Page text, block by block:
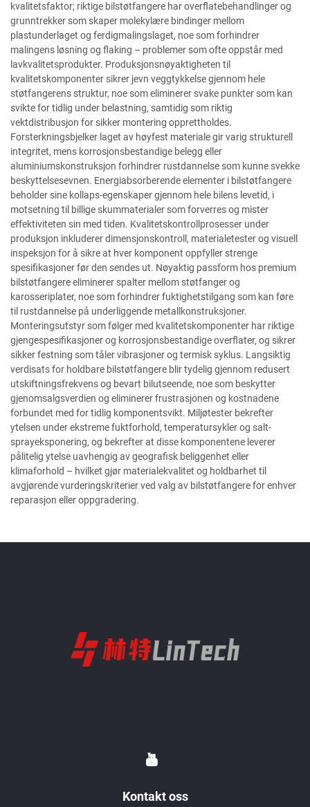
kvalitetsfaktor; riktige bilstøtfangere har overflatebehandlinger og
grunntrekker som skaper molekylære bindinger mellom
plastunderlaget og ferdigmalingslaget, noe som forhindrer
malingens løsning og flaking – problemer som ofte oppstår med
lavkvalitetsprodukter. Produksjonsnøyaktigheten til
kvalitetskomponenter sikrer jevn veggtykkelse gjennom hele
støtfangerens struktur, noe som eliminerer svake punkter som kan
svikte for tidlig under belastning, samtidig som riktig
vektdistribusjon for sikker montering opprettholdes.
Forsterkningsbjelker laget av høyfest materiale gir varig strukturell
integritet, mens korrosjonsbestandige belegg eller
aluminiumskonstruksjon forhindrer rustdannelse som kunne svekke
beskyttelsesevnen. Energiabsorberende elementer i bilstøtfangere
beholder sine kollaps-egenskaper gjennom hele bilens levetid, i
motsetning til billige skummaterialer som forverres og mister
effektiviteten sin med tiden. Kvalitetskontrollprosesser under
produksjon inkluderer dimensjonskontroll, materialetester og visuell
inspeksjon for å sikre at hver komponent oppfyller strenge
spesifikasjoner før den sendes ut. Nøyaktig passform hos premium
bilstøtfangere eliminerer spalter mellom støtfanger og
karosseriplater, noe som forhindrer fuktighetstilgang som kan føre
til rustdannelse på underliggende metallkonstruksjoner.
Monteringsutstyr som følger med kvalitetskomponenter har riktige
gjengespesifikasjoner og korrosjonsbestandige overflater, og sikrer
sikker festning som tåler vibrasjoner og termisk syklus. Langsiktig
verdisats for holdbare bilstøtfangere blir tydelig gjennom redusert
utskiftningsfrekvens og bevart bilutseende, noe som beskytter
gjenomsalgsverdien og eliminerer frustrasjonen og kostnadene
forbundet med for tidlig komponentsvikt. Miljøtester bekrefter
ytelsen under ekstreme fuktforhold, temperatursykler og salt-
sprayeksponering, og bekrefter at disse komponentene leverer
pålitelig ytelse uavhengig av geografisk beliggenhet eller
klimaforhold – hvilket gjør materialekvalitet og holdbarhet til
avgjørende vurderingskriterier ved valg av bilstøtfangere for enhver
reparasjon eller oppgradering.
Kontakt oss